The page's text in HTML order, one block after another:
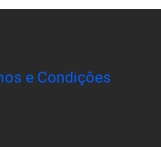
e Condições